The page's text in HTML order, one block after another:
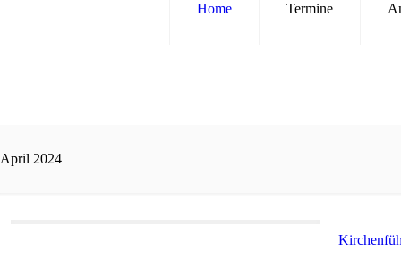
Home Termine
April 2024